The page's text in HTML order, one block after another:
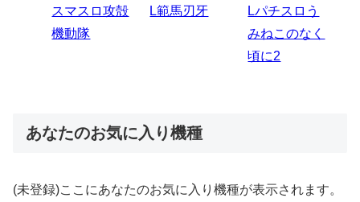
スマスロハナ
ビ
スマスロ秘宝
Lパチスロ 炎
炎ノ消防隊2
あなたのお気に入り機種
(未登録)ここにあなたのお気に入り機種が表示されます。